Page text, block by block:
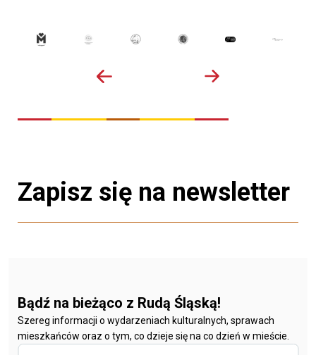
Zapisz się na newsletter
Bądź na bieżąco z Rudą Śląską!
Szereg informacji o wydarzeniach kulturalnych, sprawach
mieszkańców oraz o tym, co dzieje się na co dzień w mieście.